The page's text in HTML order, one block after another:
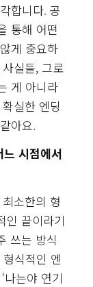
합니다. 공
통해 어떤
게 중요하
실들, 그로
게 아니라
실한 엔딩
아요.
시점에서
소한의 형
인 끝이라기
쓰는 방식
식적인 엔
나는야 연기